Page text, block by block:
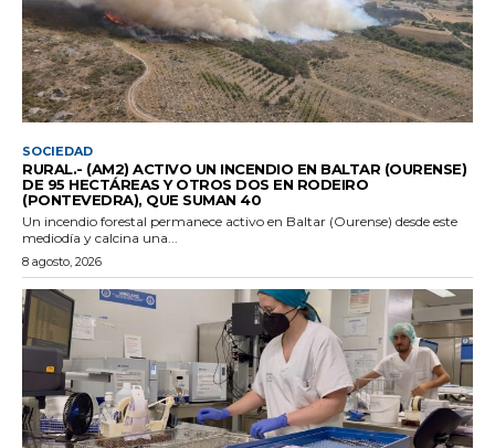
SOCIEDAD
RURAL.- (AM2) ACTIVO UN INCENDIO EN BALTAR (OURENSE)
DE 95 HECTÁREAS Y OTROS DOS EN RODEIRO
(PONTEVEDRA), QUE SUMAN 40
Un incendio forestal permanece activo en Baltar (Ourense) desde este
mediodía y calcina una...
8 agosto, 2026